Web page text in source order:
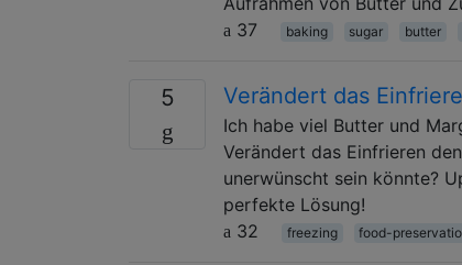
37
baking sugar butter
5 Verändert das
Ich habe viel Butter und
Verändert das Einfrieren
unerwünscht sein könnte?
perfekte Lösung!
32
freezing food-